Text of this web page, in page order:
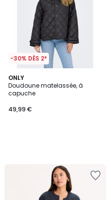
-30% DÈS 2*
ONLY
Doudoune matelassée, à
capuche
49,99 €